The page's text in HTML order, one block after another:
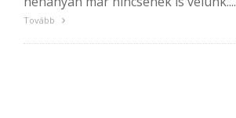
Tovább